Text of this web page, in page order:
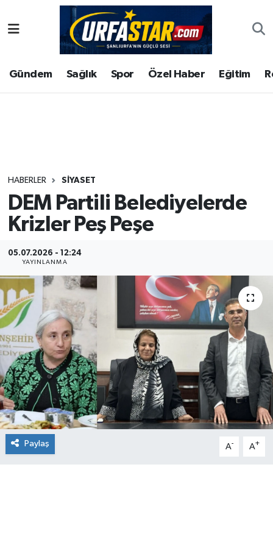
Gündem Sağlık Spor Özel Haber Eğitim
HABERLER SIYASET
DEM Partili Belediyelerde
Krizler Peş Peşe
05.07.2026 - 12:24
YAYINLANMA
Paylaş A- A+
ASAYİS
ÇEVRE
Gündem
Kültür
Magazin
Şanlıurfa Nöbetçi Eczaneler
Şanlıurfa Hava Durumu
Tüm Manşetler
Son Dakika Haberleri
Haber Arşivi